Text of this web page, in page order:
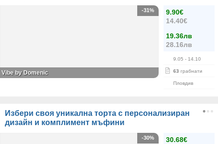
9.90€
14.40€
19.36лв
28.16лв
9.05 - 14.10
63 грабнати
Пловдив
-31%
Vibe by Domenic
Избери своя уникална торта с персонализиран
дизайн и комплимент мъфини
30.68€
-30%